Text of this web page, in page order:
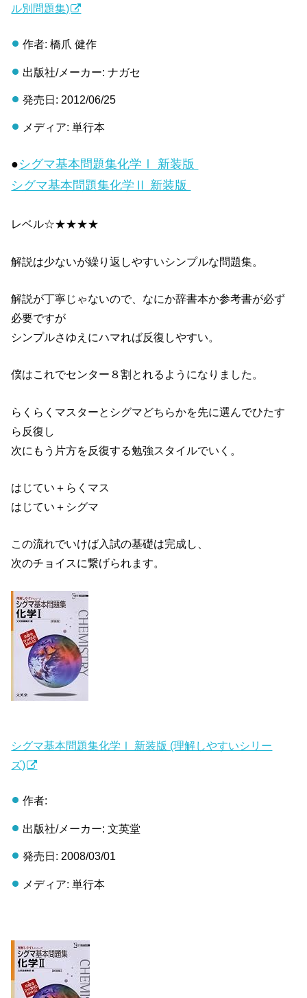
ル別問題集)
作者: 橋爪 健作
出版社/メーカー: ナガセ
発売日: 2012/06/25
メディア: 単行本
●シグマ基本問題集化学Ⅰ 新装版
シグマ基本問題集化学Ⅱ 新装版
レベル☆★★★★
解説は少ないが繰り返しやすいシンプルな問題集。
解説が丁寧じゃないので、なにか辞書本か参考書が必ず
必要ですが
シンプルさゆえにハマれば反復しやすい。
僕はこれでセンター８割とれるようになりました。
らくらくマスターとシグマどちらかを先に選んでひたす
ら反復し
次にもう片方を反復する勉強スタイルでいく。
はじてい＋らくマス
はじてい＋シグマ
この流れでいけば入試の基礎は完成し、
次のチョイスに繋げられます。
シグマ基本問題集化学Ⅰ 新装版 (理解しやすいシリー
ズ)
作者:
出版社/メーカー: 文英堂
発売日: 2008/03/01
メディア: 単行本